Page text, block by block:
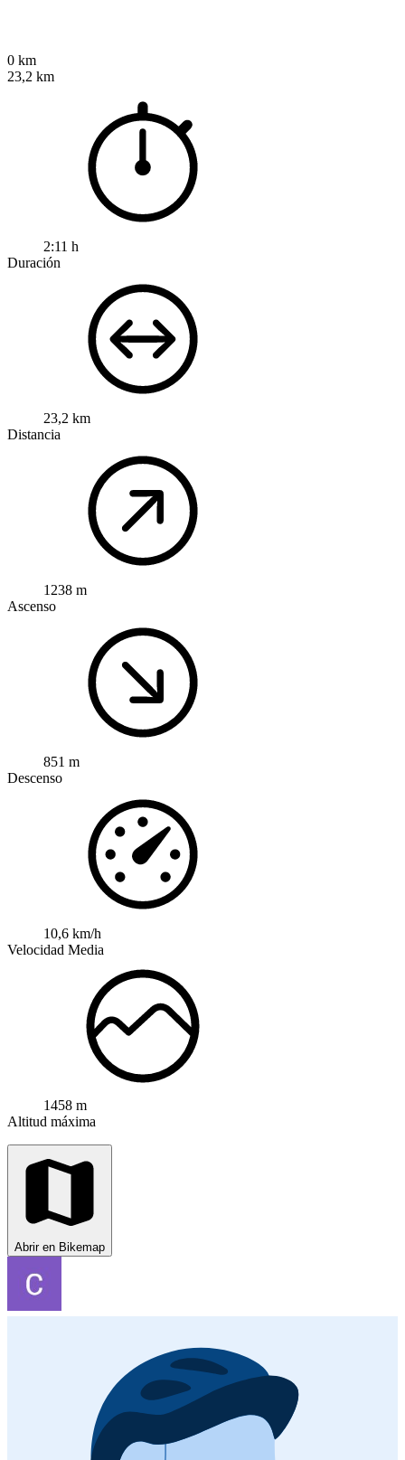
0 km
23,2 km
2:11 h
Duración
23,2 km
Distancia
1238 m
Ascenso
851 m
Descenso
10,6 km/h
Velocidad Media
1458 m
Altitud máxima
Abrir en Bikemap